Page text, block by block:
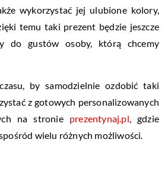
wykorzystać jej ulubione kolory,
temu taki prezent będzie jeszcze
do gustów osoby, którą chcemy
by samodzielnie ozdobić taki
z gotowych personalizowanych
na stronie prezentynaj.pl , gdzie
wielu różnych możliwości.